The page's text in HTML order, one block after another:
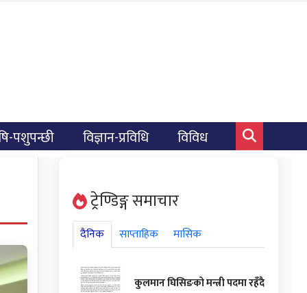
पशुपन्छी विज्ञान-प्रविधि विविध
ट्रेण्डिङ्ग समाचार
दैनिक साप्ताहिक मासिक
कुलमान घिसिङको मन्त्री पदमा रहँदै